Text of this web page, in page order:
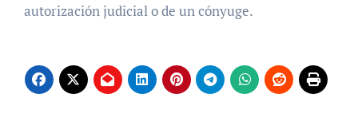
autorización judicial o de un cónyuge.